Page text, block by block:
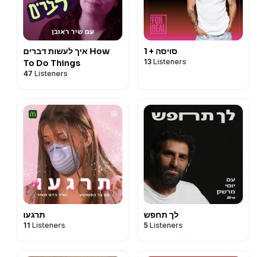
איך לעשות דברים How
To Do Things
47 Listeners
סויסה + 1
13 Listeners
תרגעו
11 Listeners
לך תחפש
5 Listeners